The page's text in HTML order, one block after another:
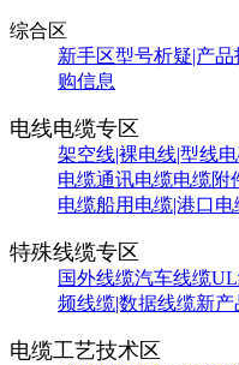
综合区
新手区型号析疑|产品
购信息
电线电缆专区
架空线|裸电线|型线
电缆通讯电缆电缆附
电缆船用电缆|港口电
特殊线缆专区
国外线缆汽车线缆
频线缆|数据线缆新产
电缆工艺技术区